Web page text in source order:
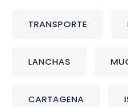
TRANSPORTE
LANCHAS
CARTAGENA